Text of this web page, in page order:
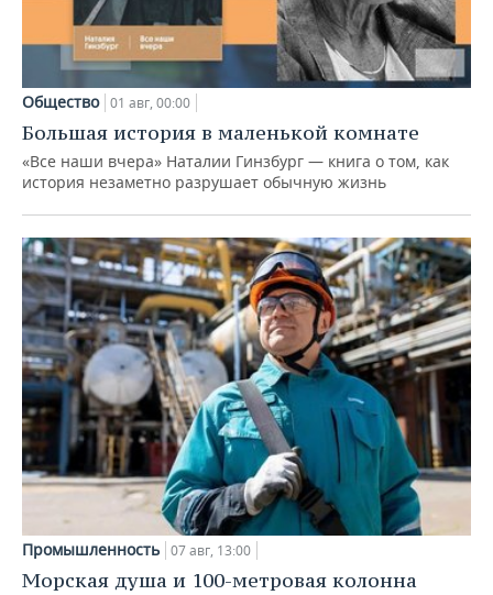
Общество 01 авг, 00:00
Большая история в маленькой комнате
«Все наши вчера» Наталии Гинзбург — книга о том, как
история незаметно разрушает обычную жизнь
Промышленность 07 авг, 13:00
Морская душа и 100-метровая колонна